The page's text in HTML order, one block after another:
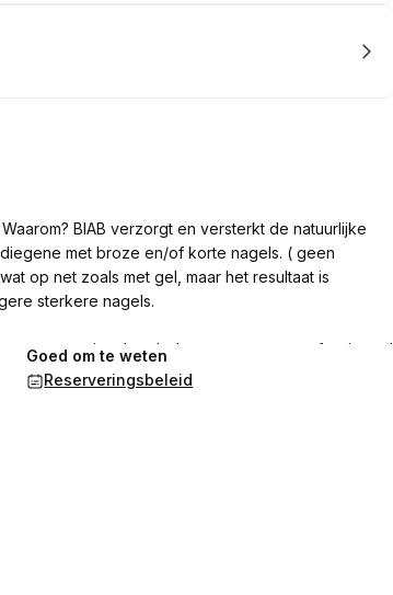
BIAB verzorgt en versterkt de natuurlijke
met broze en/of korte nagels. ( geen
op net zoals met gel, maar het resultaat is
sterkere nagels.
ontsmetting, handschoenen en een professioneel
stof. Ook heeft iedere klant zijn eigen vijlenset.
teennagels.
indien je niet verwittigt op voorhand, dan kan de
Goed om te weten
Reserveringsbeleid